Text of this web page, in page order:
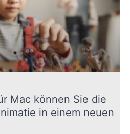
Mac können Sie die
in einem neuen